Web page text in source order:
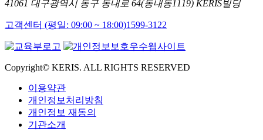
41061 대구광역시 동구 동내로 64(동내동1119) KERIS빌딩
고객센터 (평일: 09:00 ~ 18:00)1599-3122
Copyright© KERIS. ALL RIGHTS RESERVED
이용약관
개인정보처리방침
개인정보 재동의
기관소개